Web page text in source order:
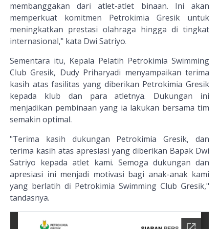
membanggakan dari atlet-atlet binaan. Ini akan
memperkuat komitmen Petrokimia Gresik untuk
meningkatkan prestasi olahraga hingga di tingkat
internasional," kata Dwi Satriyo.
Sementara itu, Kepala Pelatih Petrokimia Swimming
Club Gresik, Dudy Priharyadi menyampaikan terima
kasih atas fasilitas yang diberikan Petrokimia Gresik
kepada klub dan para atletnya. Dukungan ini
menjadikan pembinaan yang ia lakukan bersama tim
semakin optimal.
"Terima kasih dukungan Petrokimia Gresik, dan
terima kasih atas apresiasi yang diberikan Bapak Dwi
Satriyo kepada atlet kami. Semoga dukungan dan
apresiasi ini menjadi motivasi bagi anak-anak kami
yang berlatih di Petrokimia Swimming Club Gresik,"
tandasnya.